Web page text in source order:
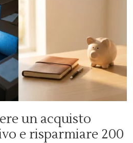
un acquisto
e risparmiare 200